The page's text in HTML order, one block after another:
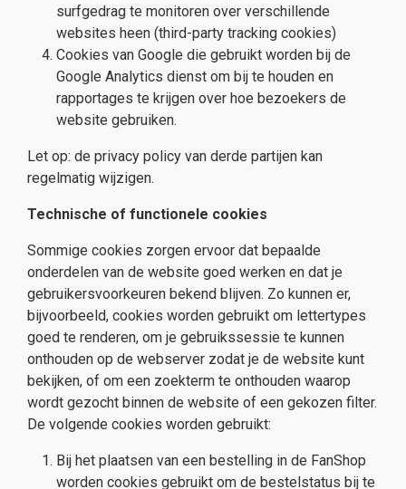
surfgedrag te monitoren over verschillende
websites heen (third-party tracking cookies)
Cookies van Google die gebruikt worden bij de
Google Analytics dienst om bij te houden en
rapportages te krijgen over hoe bezoekers de
website gebruiken.
Let op: de privacy policy van derde partijen kan
regelmatig wijzigen.
Technische of functionele cookies
Sommige cookies zorgen ervoor dat bepaalde
onderdelen van de website goed werken en dat je
gebruikersvoorkeuren bekend blijven. Zo kunnen er,
bijvoorbeeld, cookies worden gebruikt om lettertypes
goed te renderen, om je gebruikssessie te kunnen
onthouden op de webserver zodat je de website kunt
bekijken, of om een zoekterm te onthouden waarop
wordt gezocht binnen de website of een gekozen filter.
De volgende cookies worden gebruikt:
Bij het plaatsen van een bestelling in de FanShop
worden cookies gebruikt om de bestelstatus bij te